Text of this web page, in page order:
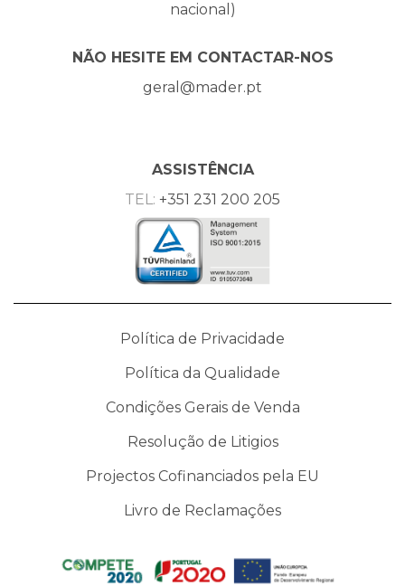
nacional)
NÃO HESITE EM CONTACTAR-NOS
geral@mader.pt
ASSISTÊNCIA
TEL: +351 231 200 205
Política de Privacidade
Política da Qualidade
Condições Gerais de Venda
Resolução de Litigios
Projectos Cofinanciados pela EU
Livro de Reclamações